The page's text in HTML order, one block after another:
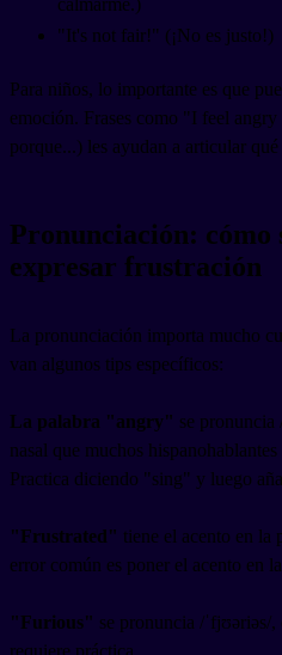
calmarme.)
"It's not fair!" (¡No es justo!)
Para niños, lo importante es que
emoción. Frases como "I feel
porque...) les ayudan a articular
Pronunciación: cómo
expresar frustración
La pronunciación importa mucho
van algunos tips específicos:
La palabra "angry" se
nasal que muchos
Practica diciendo "sing" y luego
"Frustrated" tiene el acento en la
error común es poner el acento en
"Furious" se pronuncia /
requiere práctica.